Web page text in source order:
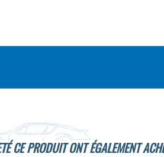
CE PRODUIT ONT ÉGALEMENT